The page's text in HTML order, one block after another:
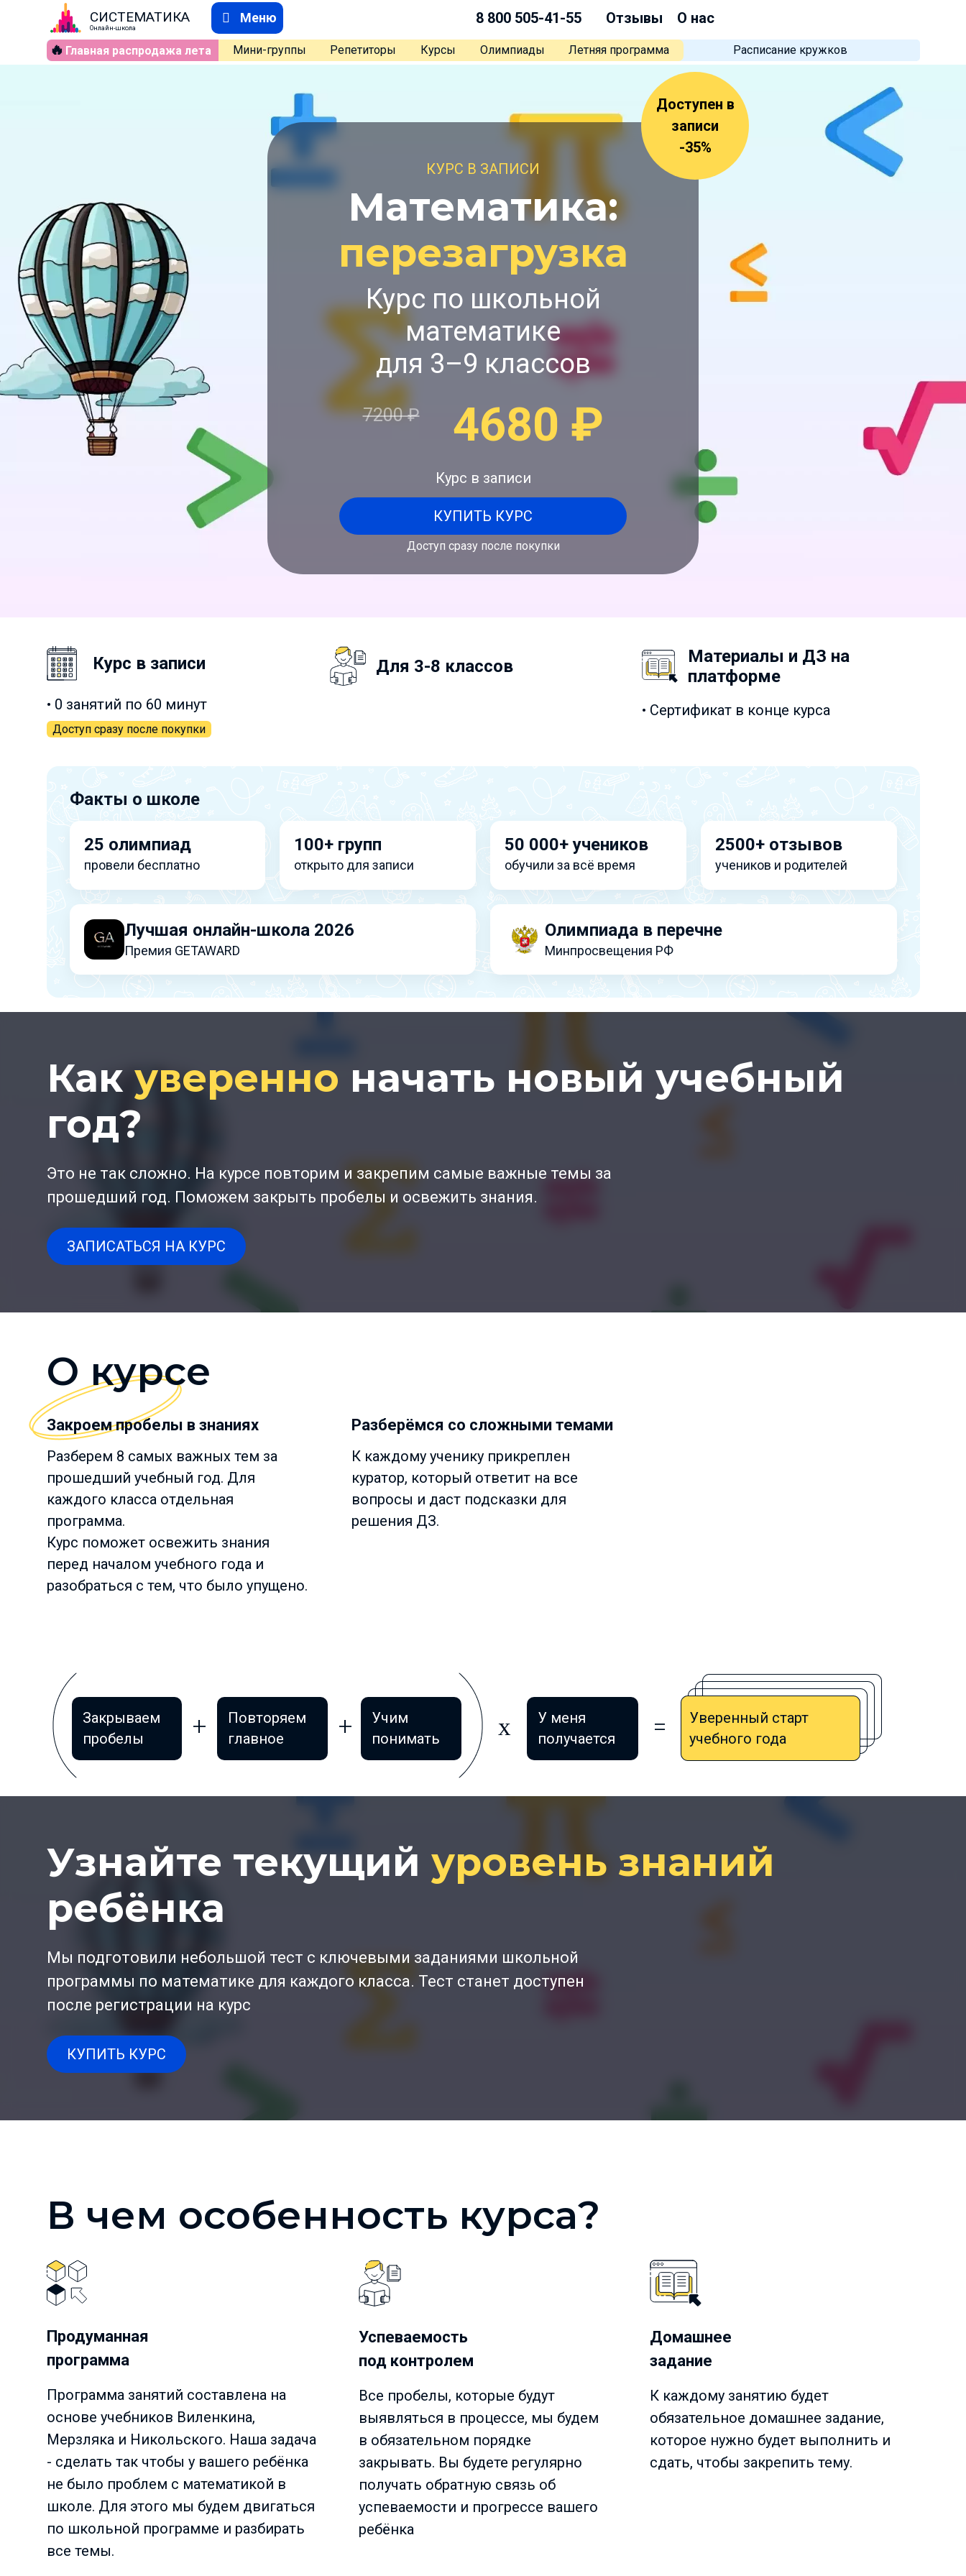
СИСТЕМАТИКА
Онлайн-школа
Меню 8 800 505-41-55 Отзывы
О нас
🔥 Главная распродажа лета Мини-группы Репетиторы Курсы Олимпиады Летняя программа Расписание кружков
Доступен в
записи
-35%
КУРС В ЗАПИСИ
Математика:
перезагрузка
Курс по школьной
математике
для 3–9 классов
7200₽ 4680 ₽
Курс в записи
КУПИТЬ КУРС
Доступ сразу после покупки
Курс в записи
• 0 занятий по 60 минут
Доступ сразу после покупки
Для 3-8 классов
Материалы и ДЗ на
платформе
• Сертификат в конце курса
Факты о школе
25 олимпиад
провели бесплатно
100+ групп
открыто для записи
50 000+ учеников
обучили за всё время
2500+ отзывов
учеников и родителей
Лучшая онлайн-школа 2026
Премия GETAWARD
Олимпиада в перечне
Минпросвещения РФ
Какуверенно начать новый учебный
год?
Это не так сложно. На курсе повторим и закрепим самые важные темы за
прошедший год. Поможем закрыть пробелы и освежить знания.
ЗАПИСАТЬСЯ НА КУРС
О курсе
Закроем пробелы в знаниях
Разберем 8 самых важных тем за
прошедший учебный год. Для
каждого класса отдельная
программа.
Курс поможет освежить знания
перед началом учебного года и
разобраться с тем, что было упущено.
Разберёмся со сложными темами
К каждому ученику прикреплен
куратор, который ответит на все
вопросы и даст подсказки для
решения ДЗ.
Закрываем
пробелы
Повторяем
главное
Учим
понимать
У меня
получается
Уверенный старт
учебного года
Узнайте текущий уровень знаний
ребёнка
Мы подготовили небольшой тест с ключевыми заданиями школьной
программы по математике для каждого класса. Тест станет доступен
после регистрации на курс
КУПИТЬ КУРС
В чем особенность курса?
Продуманная
программа
Программа занятий составлена на
основе учебников Виленкина,
Мерзляка и Никольского. Наша задача
- сделать так чтобы у вашего ребёнка
не было проблем с математикой в
школе. Для этого мы будем двигаться
по школьной программе и разбирать
все темы.
Успеваемость
под контролем
Все пробелы, которые будут
выявляться в процессе, мы будем
в обязательном порядке
закрывать. Вы будете регулярно
получать обратную связь об
успеваемости и прогрессе вашего
ребёнка
Домашнее
задание
К каждому занятию будет
обязательное домашнее задание,
которое нужно будет выполнить и
сдать, чтобы закрепить тему.